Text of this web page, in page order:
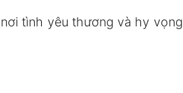
tình yêu thương và hy vọng